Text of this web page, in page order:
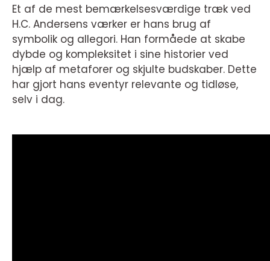
Et af de mest bemærkelsesværdige træk ved
H.C. Andersens værker er hans brug af
symbolik og allegori. Han formåede at skabe
dybde og kompleksitet i sine historier ved
hjælp af metaforer og skjulte budskaber. Dette
har gjort hans eventyr relevante og tidløse,
selv i dag.